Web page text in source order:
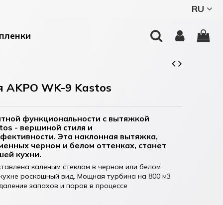
RU
WK-9 Kastos
функциональности с вытяжкой
- вершиной стиля и
Эта наклонная вытяжка,
черном и белом оттенках, станет
кухни.
каленым стеклом в черном или белом
роскошный вид. Мощная турбина на 800 м3
запахов и паров в процессе